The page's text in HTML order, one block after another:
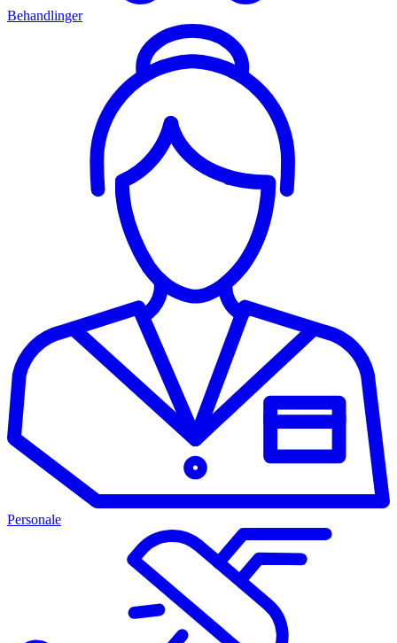
Behandlinger
Personale